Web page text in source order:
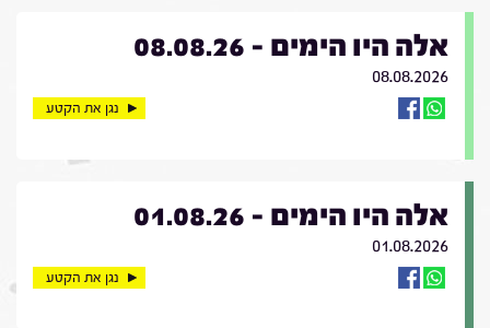
אלה היו הימים - 08.08.26
08.08.2026
נגן את הקטע
אלה היו הימים - 01.08.26
01.08.2026
נגן את הקטע